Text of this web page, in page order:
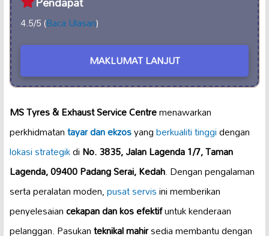
4.5/5 (Baca Ulasan)
MAKLUMAT LANJUT
MS Tyres & Exhaust Service Centremenawarkan
perkhidmatantayar dan ekzosyangberkualiti tinggidengan
lokasi strategikdiNo. 3835, Jalan Lagenda 1/7, Taman
Lagenda, 09400 Padang Serai, Kedah. Dengan pengalaman
serta peralatan moden,pusat servisini memberikan
penyelesaiancekapan dan kos efektifuntuk kenderaan
pelanggan. Pasukanteknikal mahirsedia membantu dengan